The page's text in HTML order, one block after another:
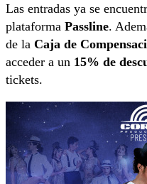
Las entradas ya se
plataforma Passline.
de la Caja de
acceder a un 15% de
tickets.